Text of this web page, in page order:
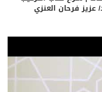
فرحان العنزي